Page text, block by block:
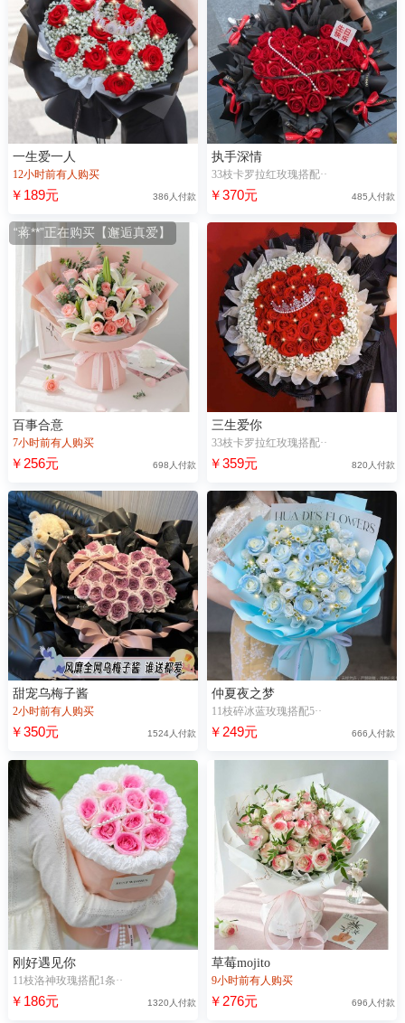
一生爱一人
12小时前有人购买
￥189元 386人付款
执手深情
33枝卡罗拉红玫瑰搭配··
￥370元 485人付款
百事合意
7小时前有人购买
￥256元 698人付款
三生爱你
33枝卡罗拉红玫瑰搭配··
￥359元 820人付款
甜宠乌梅子酱
2小时前有人购买
￥350元 1524人付款
仲夏夜之梦
11枝碎冰蓝玫瑰搭配5··
￥249元 666人付款
刚好遇见你
11枝洛神玫瑰搭配1条··
￥186元 1320人付款
草莓mojito
9小时前有人购买
￥276元 696人付款